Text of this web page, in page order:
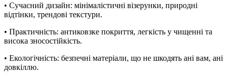
• Сучасний дизайн: мінімалістичні візерунки, природні
відтінки, трендові текстури.
• Практичність: антиковзке покриття, легкість у чищенні та
висока зносостійкість.
• Екологічність: безпечні матеріали, що не шкодять ані вам, ані
довкіллю.